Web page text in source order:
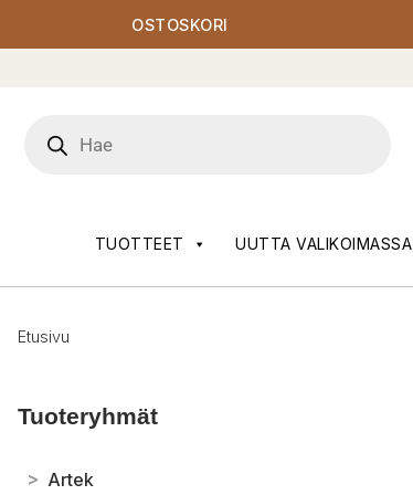
OSTOSKORI
search
TUOTTEET UUTTA VALIKOIMASSA
Etusivu
Tuoteryhmät
> Artek